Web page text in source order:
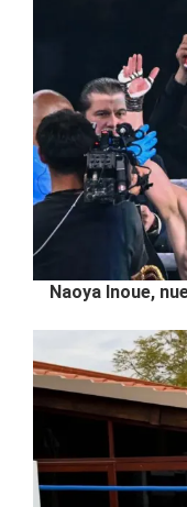
Naoya Inoue,